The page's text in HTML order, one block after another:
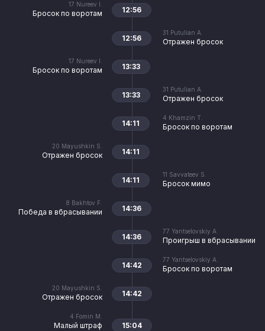
17 Nureev I.
Бросок по воротам 12:56
31 Putulian A.
Отражен бросок
12:56
17 Nureev I.
Бросок по воротам 13:33
31 Putulian A.
Отражен бросок
13:33
4 Khamzin T.
Бросок по воротам
14:11
20 Mayushkin S.
Отражен бросок 14:11
11 Savvateev S.
Бросок мимо
14:11
8 Bakhtov F.
Победа в вбрасывании 14:36
77 Yantselovskiy A.
Проигрыш в вбрасывании
14:36
77 Yantselovskiy A.
Бросок по воротам
14:42
20 Mayushkin S.
Отражен бросок 14:42
4 Fomin M.
Малый штраф 15:04